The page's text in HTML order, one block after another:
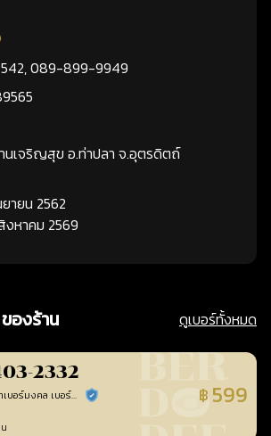
,089-899-9949
นเจริญสุข อ.ท่าปลา จ.อุตรดิตถ์
ายน 2562
หาคม 2569
องร้าน ดูเบอร์ทั้งหมด
2332
อภิญญาเบอร์มงคล เบอร์สวยเลขศาสตร์ ร้านยืนยันแล้ว ฿ 599